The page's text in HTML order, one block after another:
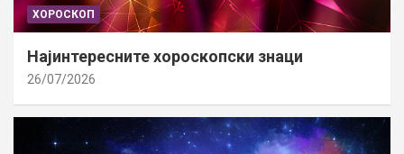
ХОРОСКОП
Најинтересните хороскопски знаци
26/07/2026